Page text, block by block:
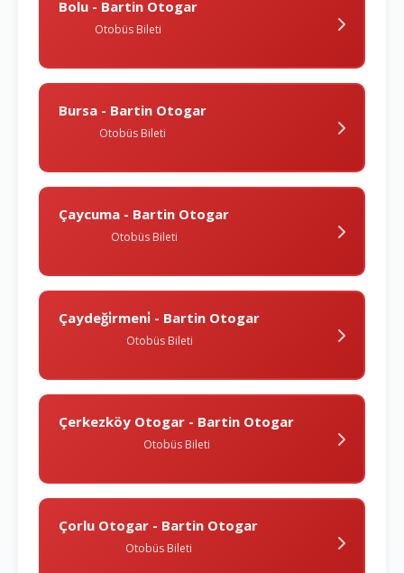
Bolu - Bartin Otogar
Otobüs Bileti
Bursa - Bartin Otogar
Otobüs Bileti
Çaycuma - Bartin Otogar
Otobüs Bileti
Çaydeği̇rmeni̇ - Bartin Otogar
Otobüs Bileti
Çerkezköy Otogar - Bartin Otogar
Otobüs Bileti
Çorlu Otogar - Bartin Otogar
Otobüs Bileti